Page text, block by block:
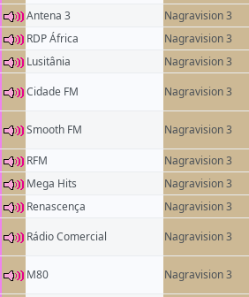
Antena 3
Nagravision 3
RDP África
Nagravision 3
Lusitânia
Nagravision 3
Cidade FM
Nagravision 3
Smooth FM Nagravision 3
RFM Nagravision 3
Mega Hits
Nagravision 3
Renascença
Nagravision 3
Rádio Comercial
Nagravision 3
M80 Nagravision 3